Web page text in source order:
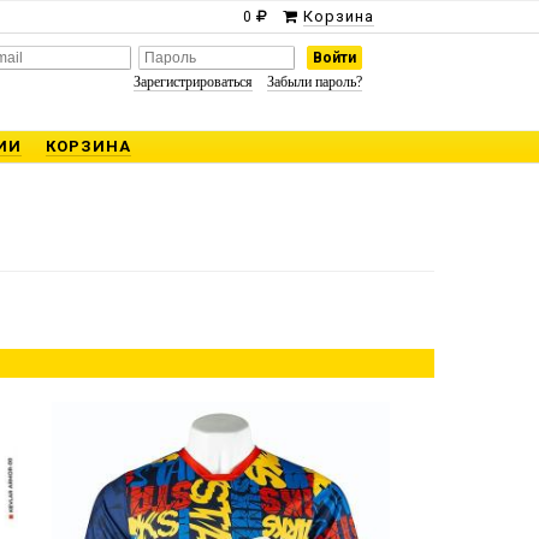
0 Корзина
Зарегистрироваться Забыли пароль?
КОРЗИНА